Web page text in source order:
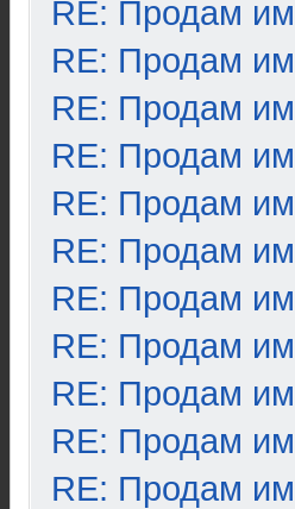
RE: Продам
RE: Продам
RE: Продам
RE: Продам
RE: Продам
RE: Продам
RE: Продам
RE: Продам
RE: Продам
RE: Продам
RE: Продам